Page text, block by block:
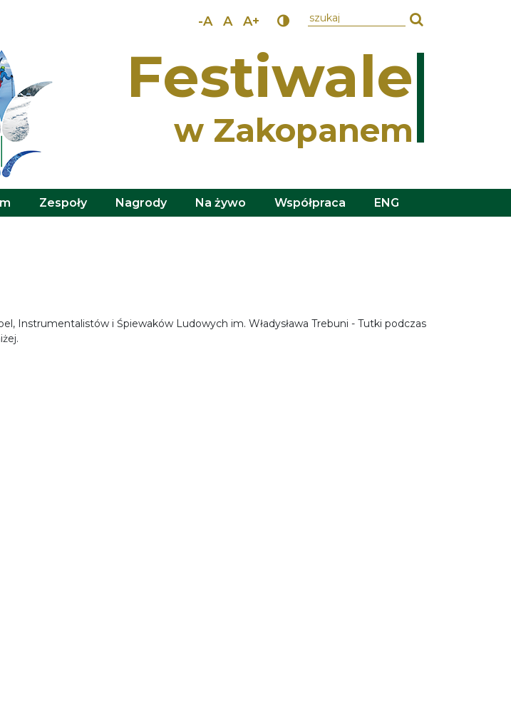
-A A A+ wpisz szukany tekst
Festiwale
w Zakopanem
Zespoły Nagrody Na żywo Współpraca ENG
Instrumentalistów i Śpiewaków Ludowych im. Władysława Trebuni - Tutki podczas